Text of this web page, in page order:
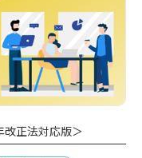
正法対応版＞